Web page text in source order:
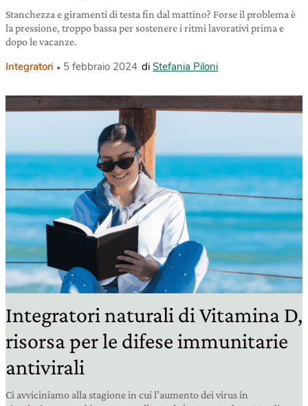
Stanchezza e giramenti di testa fin dal mattino? Forse il problema è
la pressione, troppo bassa per sostenere i ritmi lavorativi prima e
dopo le vacanze.
Integratori 5 febbraio 2024 di Stefania Piloni
Integratori naturali di Vitamina D,
risorsa per le difese immunitarie
antivirali
Ci avviciniamo alla stagione in cui l’aumento dei virus in